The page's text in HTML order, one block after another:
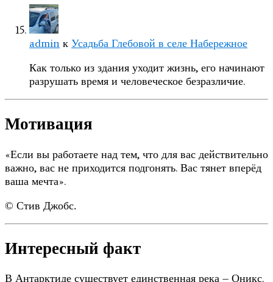
admin к Усадьба Глебовой в селе Набережное
Как только из здания уходит жизнь, его начинают
разрушать время и человеческое безразличие.
Мотивация
«Если вы работаете над тем, что для вас действительно
важно, вас не приходится подгонять. Вас тянет вперёд
ваша мечта».
© Стив Джобс.
Интересный факт
В Антарктиде существует единственная река – Оникс.